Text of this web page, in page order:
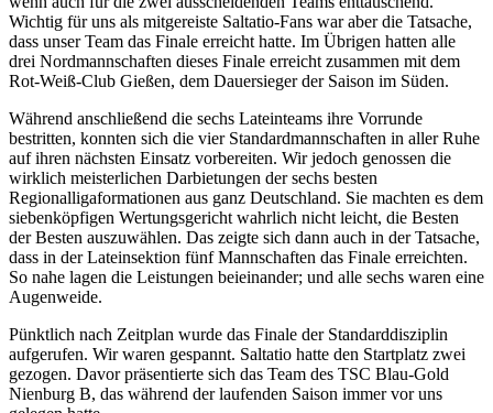
Wichtig für uns als mitgereiste Saltatio-Fans war aber die Tatsache,
dass unser Team das Finale erreicht hatte. Im Übrigen hatten alle
drei Nordmannschaften dieses Finale erreicht zusammen mit dem
Rot-Weiß-Club Gießen, dem Dauersieger der Saison im Süden.
Während anschließend die sechs Lateinteams ihre Vorrunde
bestritten, konnten sich die vier Standardmannschaften in aller Ruhe
auf ihren nächsten Einsatz vorbereiten. Wir jedoch genossen die
wirklich meisterlichen Darbietungen der sechs besten
Regionalligaformationen aus ganz Deutschland. Sie machten es dem
siebenköpfigen Wertungsgericht wahrlich nicht leicht, die Besten
der Besten auszuwählen. Das zeigte sich dann auch in der Tatsache,
dass in der Lateinsektion fünf Mannschaften das Finale erreichten.
So nahe lagen die Leistungen beieinander; und alle sechs waren eine
Augenweide.
Pünktlich nach Zeitplan wurde das Finale der Standarddisziplin
aufgerufen. Wir waren gespannt. Saltatio hatte den Startplatz zwei
gezogen. Davor präsentierte sich das Team des TSC Blau-Gold
Nienburg B, das während der laufenden Saison immer vor uns